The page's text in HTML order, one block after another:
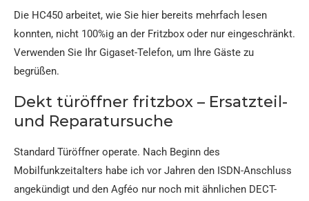
Die HC450 arbeitet, wie Sie hier bereits mehrfach lesen
konnten, nicht 100%ig an der Fritzbox oder nur eingeschränkt.
Verwenden Sie Ihr Gigaset-Telefon, um Ihre Gäste zu
begrüßen.
Dekt türöffner fritzbox – Ersatzteil-
und Reparatursuche
Standard Türöffner operate. Nach Beginn des
Mobilfunkzeitalters habe ich vor Jahren den ISDN-Anschluss
angekündigt und den Agféo nur noch mit ähnlichen DECT-